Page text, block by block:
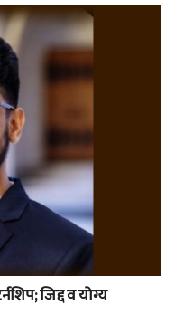
जिद्द व योग्य